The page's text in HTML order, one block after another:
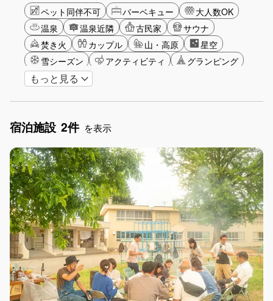
ペット同伴不可 バーベキュー
大人数OK
温泉
温泉近隣 古民家
サウナ
焚き火
カップル 山・高原
星空
雪シーズン
アクティビティ
グランピング
グリーンツーリズム
もっと見る
宿泊施設 2件 を表示